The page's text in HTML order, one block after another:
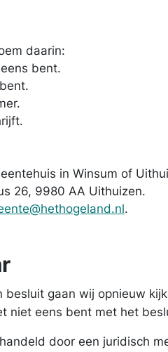
daarin:
bent.
in Winsum of
26, 9980 AA Uithuizen.
.
gaan wij opnieuw
niet eens bent met het
door een juridisch